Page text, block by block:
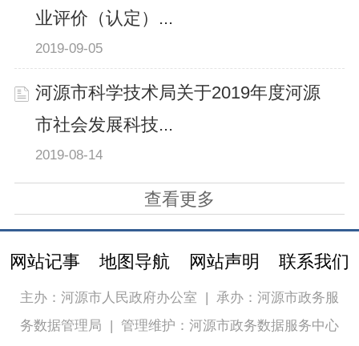
业评价（认定）...
2019-09-05
河源市科学技术局关于2019年度河源
市社会发展科技...
2019-08-14
查看更多
网站记事 地图导航 网站声明 联系我们
主办：河源市人民政府办公室
承办：河源市政务服
务数据管理局
管理维护：河源市政务数据服务中心